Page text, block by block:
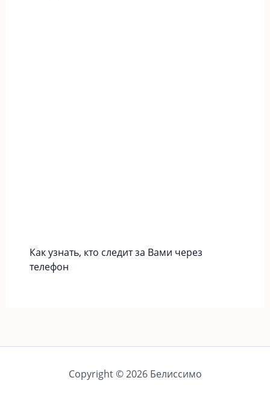
Как узнать, кто следит за Вами через
телефон
Copyright © 2026 Белиссимо